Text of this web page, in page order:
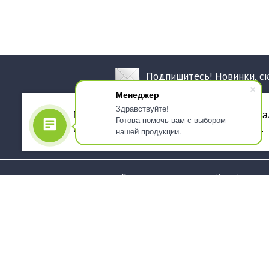
Менеджер
Здравствуйте!
Готова помочь вам с выбором
нашей продукции.
Подпишитесь! Новинки,
О компании
Как оформить
Мы используем файлы cookie, для
использованием сервиса Яндекс.Метрика.